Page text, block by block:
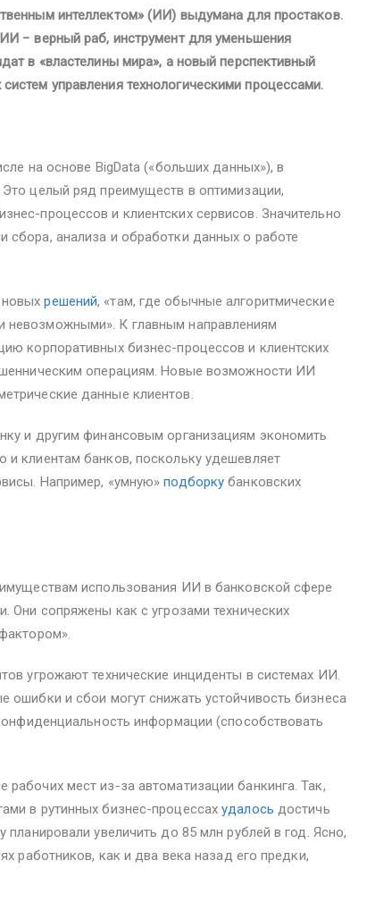
интеллектом» (ИИ) выдумана для простаков.
− верный раб, инструмент для уменьшения
в «властелины мира», а новый перспективный
управления технологическими процессами.
на основе BigData («больших данных»), в
целый ряд преимуществ в оптимизации,
процессов и клиентских сервисов. Значительно
сбора, анализа и обработки данных о работе
новыхрешений, «там, где обычные алгоритмические
К главным направлениям
корпоративных бизнес-процессов и клиентских
операциям. Новые возможности ИИ
данные клиентов.
и другим финансовым организациям экономить
клиентам банков, поскольку удешевляет
Например, «умную»подборку банковских
использования ИИ в банковской сфере
Они сопряжены как с угрозами технических
угрожают технические инциденты в системах ИИ.
ошибки и сбои могут снижать устойчивость бизнеса
информации (способствовать
мест из-за автоматизации банкинга. Так,
в рутинных бизнес-процессахудалось достичь
увеличить до 85 млн рублей в год. Ясно,
работников, как и два века назад его предки,